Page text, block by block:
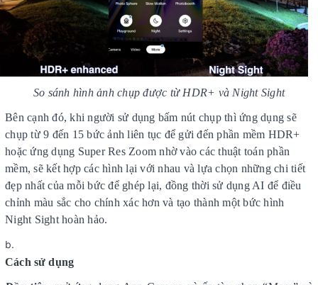
So sánh hình ảnh chụp được từ HDR+ và Night Sight
Bên cạnh đó, khi người sử dụng bấm nút chụp thì ứng dụng sẽ
chụp từ 9 đến 15 bức ảnh liên tục để gửi đến phần mềm HDR+
hoặc ứng dụng Super Res Zoom nhờ vào các thuật toán phần
mềm, sẽ kết hợp các hình lại với nhau và lựa chọn những chi tiết
đẹp nhất của mỗi bức để ghép lại, đồng thời sử dụng AI để điều
chỉnh màu sắc cho chính xác hơn và tạo thành một bức hình
Night Sight hoàn hảo.
Cách sử dụng